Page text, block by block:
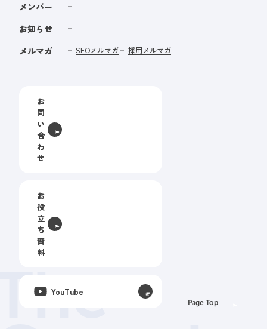
メンバー
お知らせ
メルマガ
SEOメルマガ 採用メルマガ
お
問
い
合
わ
せ
お
役
立
ち
資
料
YouTube
Page Top